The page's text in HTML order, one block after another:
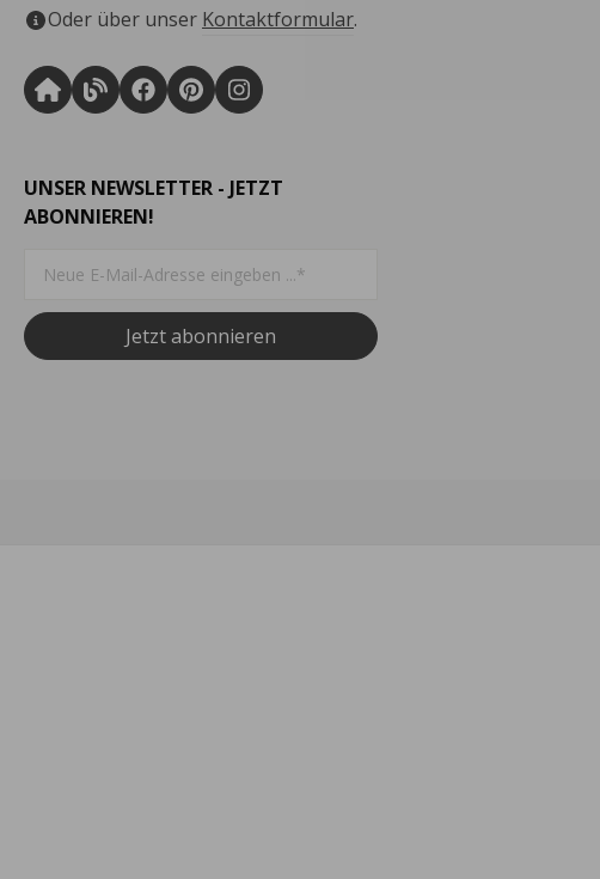
Oder über unser Kontaktformular.
UNSER NEWSLETTER - JETZT
ABONNIEREN!
Jetzt abonnieren